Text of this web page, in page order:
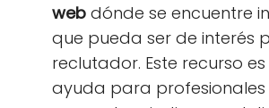
web dónde se encuentre
que pueda ser de interés
reclutador. Este recurso
ayuda para